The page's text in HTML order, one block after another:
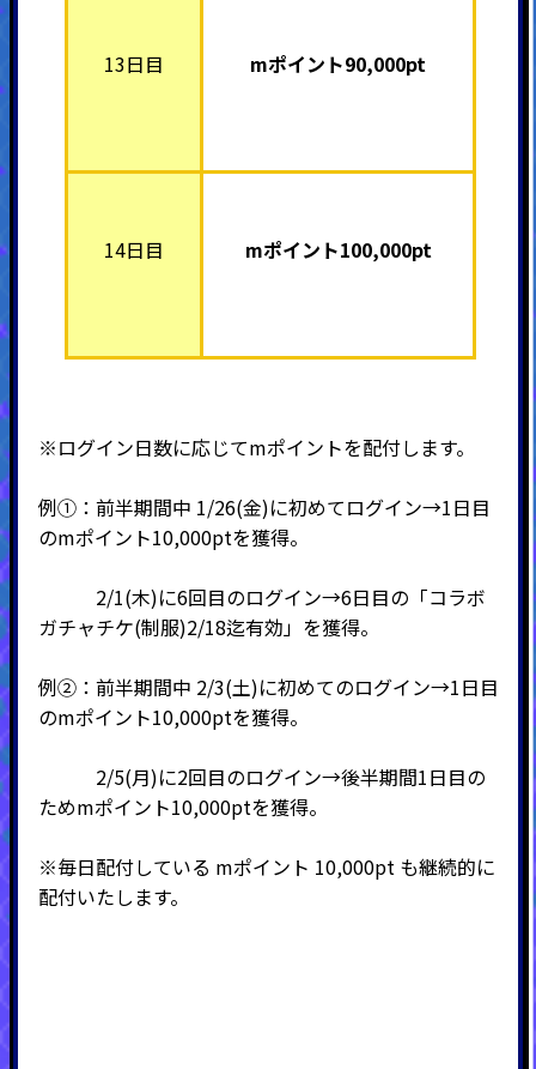
13日目 mポイント90,000pt
14日目 mポイント100,000pt
※ログイン日数に応じてmポイントを配付します。
例➀：前半期間中 1/26(金)に初めてログイン→1日目
のmポイント10,000ptを獲得。
2/1(木)に6回目のログイン→6日目の「コラボ
ガチャチケ(制服)2/18迄有効」を獲得。
例②：前半期間中 2/3(土)に初めてのログイン→1日目
のmポイント10,000ptを獲得。
2/5(月)に2回目のログイン→後半期間1日目の
ためmポイント10,000ptを獲得。
※毎日配付している mポイント 10,000pt も継続的に
配付いたします。